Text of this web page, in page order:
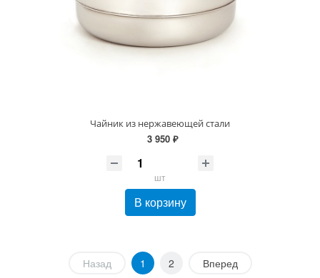
Чайник из нержавеющей стали
3 950 ₽
шт
В корзину
Назад 1 2 Вперед